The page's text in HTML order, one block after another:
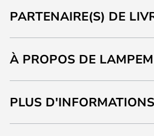
PARTENAIRE(S) DE
À PROPOS DE
PLUS D'INFORMATIONS